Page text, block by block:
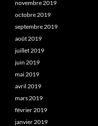
novembre 2019
octobre 2019
septembre 2019
août 2019
juillet 2019
juin 2019
mai 2019
avril 2019
mars 2019
février 2019
janvier 2019